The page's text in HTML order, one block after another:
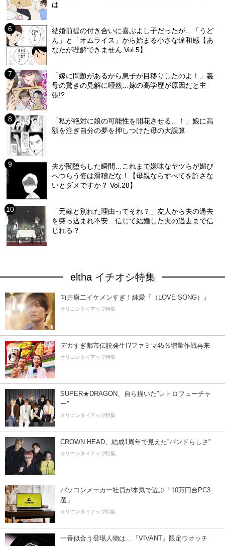
は
結婚前提の付き合いに喜ぶよし子だったが…「うど
ん」と「オムライス」から始まる小さな違和感【あ
なたが理解できません Vol.5】
「嫁に問題があるから息子が目移りしたのよ！」義
母の驚きの見解に唖然…嫁の高学歴が原因だと主
張!?
「私が絶対に娘の可能性を開花させる…！」娘に高
額を注ぎ自分の夢を押しつけた母の大誤算
夫が闇堕ちした瞬間…これまで嫌味なヤツらが媚び
へつらう姿は滑稽だな！【母親ならすべてを許さな
いとダメですか？ Vol.28】
「元嫁と別れた理由ってそれ？」友人から夫の過去
を突っ込まれ不安…信じて結婚した夫の過去まで信
じれる？
eltha イチオシ特集
向井康二イケメンすぎ！純愛『（LOVE SONG）』
オリコンタイアップ特集
デカすぎ都市伝説発生!?ファミマ45％増量作戦再来
オリコンタイアップ特集
SUPER★DRAGON、自ら描いた”レトロフューチャ
ー”
オリコンタイアップ特集
CROWN HEAD、結成1周年で見えた”バンドらしさ”
オリコンタイアップ特集
パソコンメーカー社員が本気で選ぶ「10万円台PC3
選」
オリコンタイアップ特集
一番似合う登場人物は…『VIVANT』限定ウオッチ